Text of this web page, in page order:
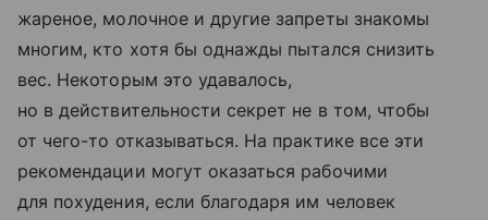
жареное, молочное и другие запреты знакомы
многим, кто хотя бы однажды пытался снизить
вес. Некоторым это удавалось,
но в действительности секрет не в том, чтобы
от чего-то отказываться. На практике все эти
рекомендации могут оказаться рабочими
для похудения, если благодаря им человек